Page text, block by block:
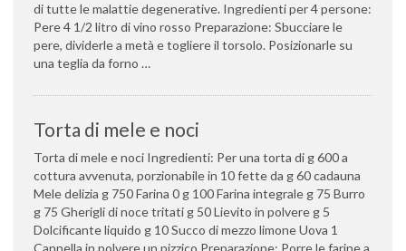
di tutte le malattie degenerative. Ingredienti per 4 persone:
Pere 4 1/2 litro di vino rosso Preparazione: Sbucciare le
pere, dividerle a metà e togliere il torsolo. Posizionarle su
una teglia da forno …
Torta di mele e noci
Torta di mele e noci Ingredienti: Per una torta di g 600 a
cottura avvenuta, porzionabile in 10 fette da g 60 cadauna
Mele delizia g 750 Farina 0 g 100 Farina integrale g 75 Burro
g 75 Gherigli di noce tritati g 50 Lievito in polvere g 5
Dolcificante liquido g 10 Succo di mezzo limone Uova 1
Cannella in polvere un pizzico Preparazione: Porre le farine a